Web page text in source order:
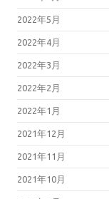
2022年5月
2022年4月
2022年3月
2022年2月
2022年1月
2021年12月
2021年11月
2021年10月